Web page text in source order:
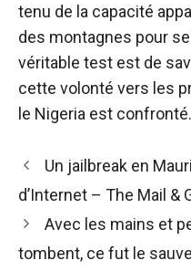
tenu de la capacité
des montagnes pour
véritable test est de
cette volonté vers les
le Nigeria est confronté.
Navigation
des
Un jailbreak en
d’Internet – The Mail &
Avec les mains et
tombent, ce fut le